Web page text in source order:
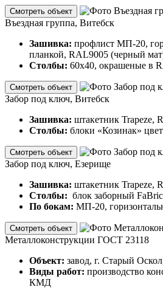
Смотреть объект
Въездная группа, Витебск
Зашивка: профлист МП-20,
планкой, RAL9005 (черный
Столбы: 60х40, окрашеные в
Смотреть объект
Забор под ключ, Витебск
Зашивка: штакетник Trapeze,
Столбы: блоки «Козинак»
Смотреть объект
Забор под ключ, Езерище
Зашивка: штакетник Trapeze,
Столбы: блок заборный
По бокам: МП-20,
Смотреть объект
Металлоконструкции ГОСТ 23118
Объект: завод, г. Старый
Виды работ: производство
КМД